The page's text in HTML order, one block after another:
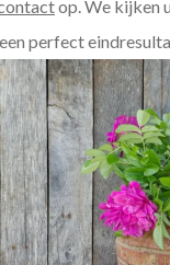
op. We kijken
perfect